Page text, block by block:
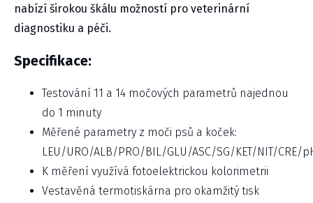
nabízí širokou škálu možností pro veterinární
diagnostiku a péči.
Specifikace:
Testování 11 a 14 močových parametrů najednou
do 1 minuty
Měřené parametry z moči psů a koček:
LEU/URO/ALB/PRO/BIL/GLU/ASC/SG/KET/NIT/CRE/
K měření využívá fotoelektrickou kolorimetrii
Vestavěná termotiskárna pro okamžitý tisk